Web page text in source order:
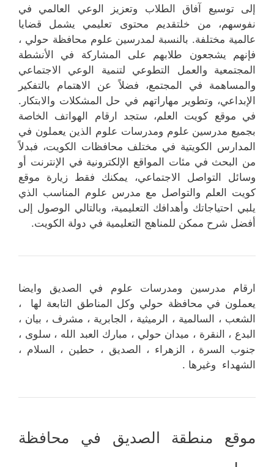
إلى توسيع آفاق الطلاب وتعزيز الوعي العالمي في
نفوسهم، من خلتقديم محتوى تعليمي يشمل قضايا
عالمية مختلفة. بالنسبة لمدرسين علوم محافظة حولي ،
فإنهم يشجعون طلابهم على المشاركة في الأنشطة
المجتمعية والعمل التطوعي لتنمية الوعي الاجتماعي
والمساهمة في المجتمع، فضلاً عن الاهتمام بالتفكير
الإبداعي، وتطوير مهاراتهم في حل المشكلات والابتكار.
في موقع كويت العلم، ستجد ارقام الهواتف الخاصة
بجميع مدرسين علوم ومدرسات علوم الذين يعملون في
المدارس الكويتية في مختلف محافظات الكويت، فبدلاً
من البحث في مئات المواقع الإلكترونية في الإنترنت أو
وسائل التواصل الاجتماعي، يمكنك فقط زيارة موقع
كويت العلم والتواصل مع مدرس علوم المناسب الذي
يلبي احتياجاتك وأهدافك التعليمية، وبالتالي الوصول إلى
أفضل شرح ممكن للمناهج التعليمية في دولة الكويت.
ارقام مدرسين ومدرسات علوم في الصديق وايضا
يعملون في محافظة حولي وكل المناطق التابعة لها ،
الشعب ، السالمية ، الرميثية ، الجابرية ، مشرف ، بيان ،
البدع ، النقرة ، ميدان حولي ، مبارك العبد الله ، سلوى ،
جنوب السرة ، الزهراء ، الصديق ، حطين ، السلام ،
الشهداء وغيرها .
موقع منطقة الصديق في محافظة